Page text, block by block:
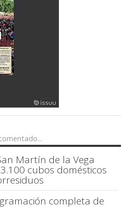
Martín de la Vega
cubos domésticos
completa de